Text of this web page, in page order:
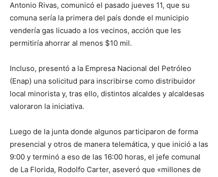
Antonio Rivas, comunicó el pasado jueves 11, que su
comuna sería la primera del país donde el municipio
vendería gas licuado a los vecinos, acción que les
permitiría ahorrar al menos $10 mil.
Incluso, presentó a la Empresa Nacional del Petróleo
(Enap) una solicitud para inscribirse como distribuidor
local minorista y, tras ello, distintos alcaldes y alcaldesas
valoraron la iniciativa.
Luego de la junta donde algunos participaron de forma
presencial y otros de manera telemática, y que inició a las
9:00 y terminó a eso de las 16:00 horas, el jefe comunal
de La Florida, Rodolfo Carter, aseveró que «millones de